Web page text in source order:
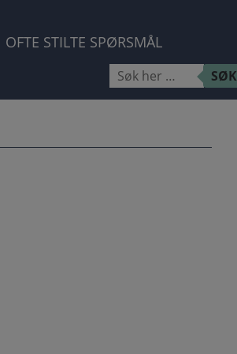
OFTE STILTE SPØRSMÅL
Søk
etter:
SØK